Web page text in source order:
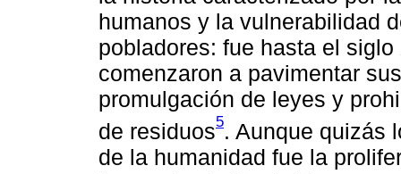
humanos y la vulnerabilidad
pobladores: fue hasta el
comenzaron a pavimentar
promulgación de leyes y
de residuos5. Aunque quizás
de la humanidad fue la